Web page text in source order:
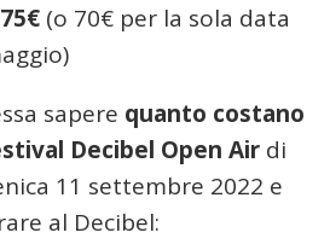
75€ (o 70€ per la sola data
sapere quanto costano
Decibel Open Air di
11 settembre 2022 e
al Decibel: